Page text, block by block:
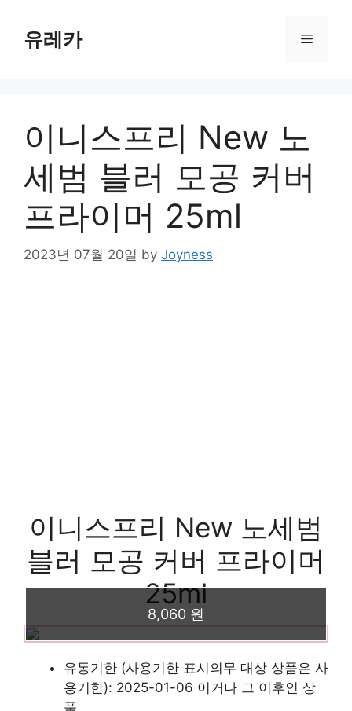
content유레카 Menu
이니스프리 New 노
세범 블러 모공 커버
프라이머 25ml
2023년 07월 20일 by Joyness
이니스프리 New 노세범
블러 모공 커버 프라이머
25ml
8,060 원
유통기한 (사용기한 표시의무 대상 상품은 사
용기한): 2025-01-06 이거나 그 이후인 상
품